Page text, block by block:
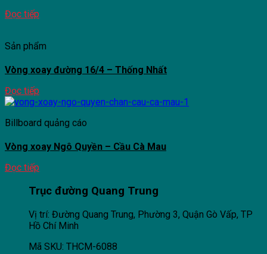
Đọc tiếp
Sản phẩm
Vòng xoay đường 16/4 – Thống Nhất
Đọc tiếp
Billboard quảng cáo
Vòng xoay Ngô Quyền – Cầu Cà Mau
Đọc tiếp
Trục đường Quang Trung
Vị trí: Đường Quang Trung, Phường 3, Quận Gò Vấp, TP
Hồ Chí Minh
Mã SKU: THCM-6088